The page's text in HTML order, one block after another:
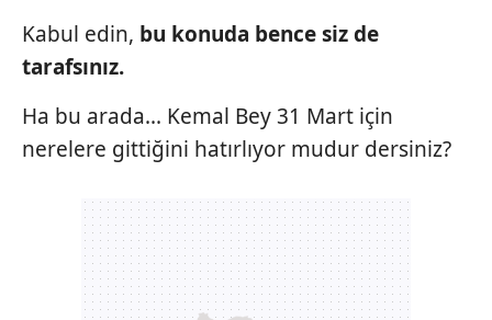
6698 sayılı Kişisel Verilerin Korunması Kanunu uyarınca
ilgili mevzuata uygun olarak kullanılan çerezlerle ilgili bilgi
almak için lütfentıklayınız.
Kabul edin, bu konuda bence sizde
tarafsınız.
Ha bu arada... Kemal Bey 31 Mart için
nerelere gittiğini hatırlıyor mudur dersiniz?